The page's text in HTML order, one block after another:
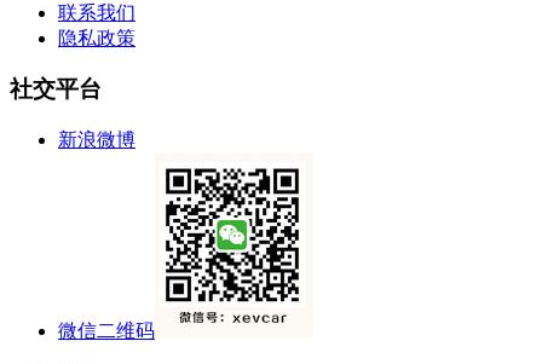
联系我们
隐私政策
社交平台
新浪微博
微信二维码